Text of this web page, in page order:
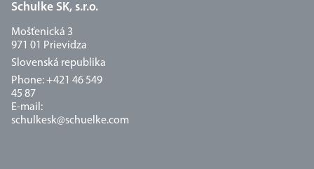
Schulke SK, s.r.o.
Mošťenická 3
971 01 Prievidza
Slovenská republika
Phone: +421 46 549
45 87
E-mail:
schulkesk@schuelke.com